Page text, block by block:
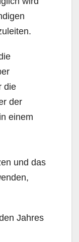
die
der
einem
und das
Jahres